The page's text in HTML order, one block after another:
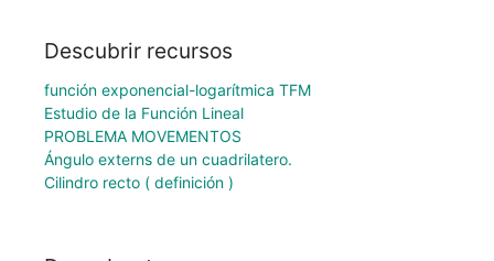
Descubrir recursos
función exponencial-logarítmica TFM
Estudio de la Función Lineal
PROBLEMA MOVEMENTOS
Ángulo externs de un cuadrilatero.
Cilindro recto ( definición )